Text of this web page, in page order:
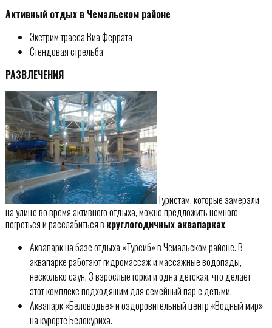
Активный отдых в Чемальском районе
Экстрим трасса Виа Феррата
Стендовая стрельба
РАЗВЛЕЧЕНИЯ
Туристам, которые замерзли
на улице во время активного отдыха, можно предложить немного
погреться и расслабиться в круглогодичных аквапарках
Аквапарк на базе отдыха «Турсиб» в Чемальском районе. В
аквапарке работают гидромассаж и массажные водопады,
несколько саун, 3 взрослые горки и одна детская, что делает
этот комплекс подходящим для семейный пар с детьми.
Аквапарк «Беловодье» и оздоровительный центр «Водный мир»
на курорте Белокуриха.